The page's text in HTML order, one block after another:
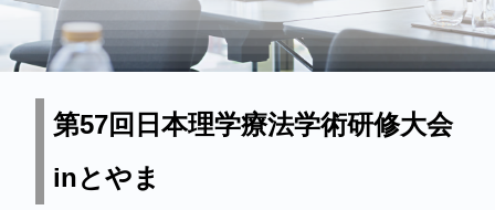
島
第57回日本理学療法学術研修大会
inとやま